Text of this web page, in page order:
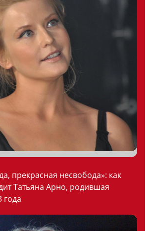
прекрасная несвобода»: как
Татьяна Арно, родившая
года